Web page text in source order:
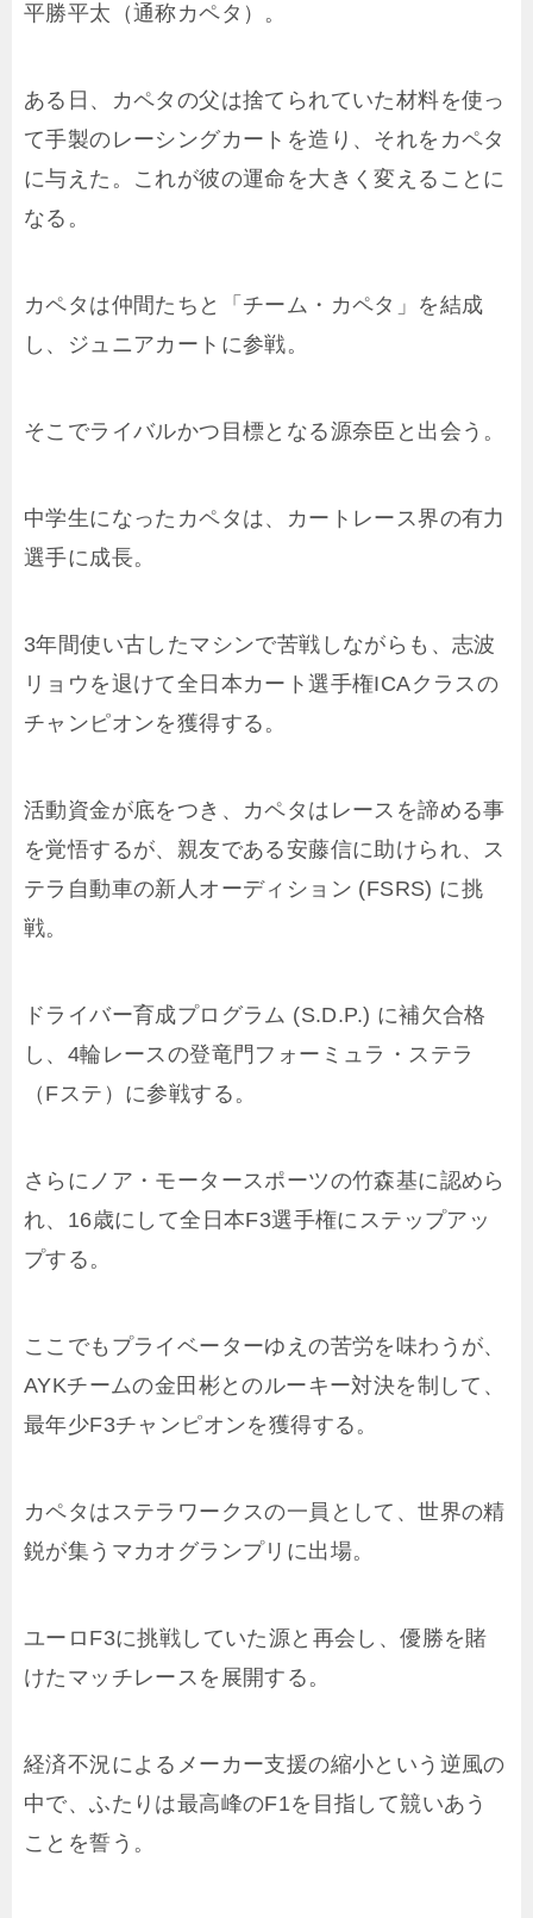
平勝平太（通称カペタ）。
ある日、カペタの父は捨てられていた材料を使っ
て手製のレーシングカートを造り、それをカペタ
に与えた。これが彼の運命を大きく変えることに
なる。
カペタは仲間たちと「チーム・カペタ」を結成
し、ジュニアカートに参戦。
そこでライバルかつ目標となる源奈臣と出会う。
中学生になったカペタは、カートレース界の有力
選手に成長。
3年間使い古したマシンで苦戦しながらも、志波
リョウを退けて全日本カート選手権ICAクラスの
チャンピオンを獲得する。
活動資金が底をつき、カペタはレースを諦める事
を覚悟するが、親友である安藤信に助けられ、ス
テラ自動車の新人オーディション (FSRS) に挑
戦。
ドライバー育成プログラム (S.D.P.) に補欠合格
し、4輪レースの登竜門フォーミュラ・ステラ
（Fステ）に参戦する。
さらにノア・モータースポーツの竹森基に認めら
れ、16歳にして全日本F3選手権にステップアッ
プする。
ここでもプライベーターゆえの苦労を味わうが、
AYKチームの金田彬とのルーキー対決を制して、
最年少F3チャンピオンを獲得する。
カペタはステラワークスの一員として、世界の精
鋭が集うマカオグランプリに出場。
ユーロF3に挑戦していた源と再会し、優勝を賭
けたマッチレースを展開する。
経済不況によるメーカー支援の縮小という逆風の
中で、ふたりは最高峰のF1を目指して競いあう
ことを誓う。